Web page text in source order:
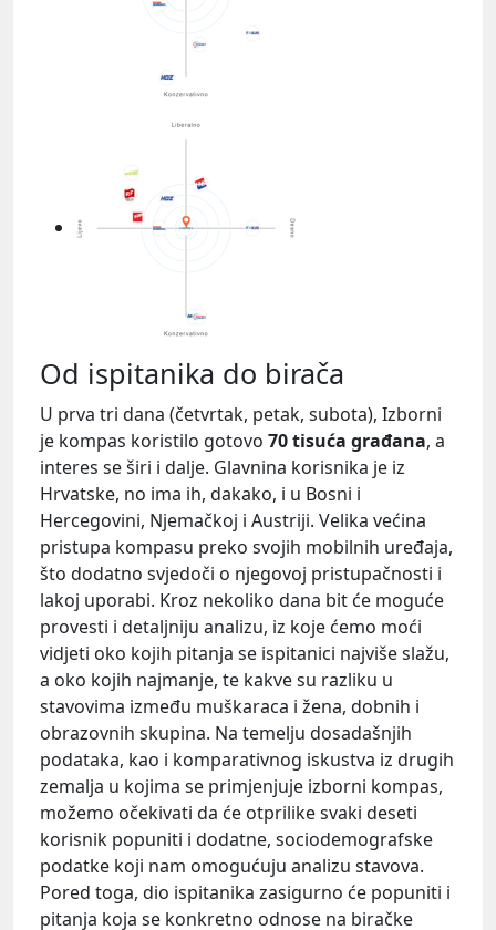
Od ispitanika do birača
U prva tri dana (četvrtak, petak, subota), Izborni
je kompas koristilo gotovo 70 tisuća građana, a
interes se širi i dalje. Glavnina korisnika je iz
Hrvatske, no ima ih, dakako, i u Bosni i
Hercegovini, Njemačkoj i Austriji. Velika većina
pristupa kompasu preko svojih mobilnih uređaja,
što dodatno svjedoči o njegovoj pristupačnosti i
lakoj uporabi. Kroz nekoliko dana bit će moguće
provesti i detaljniju analizu, iz koje ćemo moći
vidjeti oko kojih pitanja se ispitanici najviše slažu,
a oko kojih najmanje, te kakve su razliku u
stavovima između muškaraca i žena, dobnih i
obrazovnih skupina. Na temelju dosadašnjih
podataka, kao i komparativnog iskustva iz drugih
zemalja u kojima se primjenjuje izborni kompas,
možemo očekivati da će otprilike svaki deseti
korisnik popuniti i dodatne, sociodemografske
podatke koji nam omogućuju analizu stavova.
Pored toga, dio ispitanika zasigurno će popuniti i
pitanja koja se konkretno odnose na biračke